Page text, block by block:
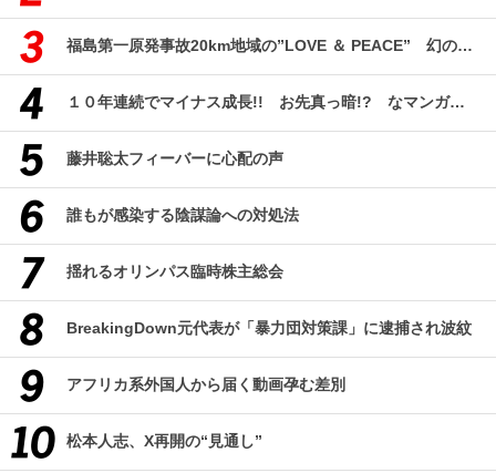
福島第一原発事故20km地域の”LOVE ＆ PEACE” 幻のコミューン「獏原人村」の現在
１０年連続でマイナス成長!! お先真っ暗!? なマンガ産業研究
藤井聡太フィーバーに心配の声
誰もが感染する陰謀論への対処法
揺れるオリンパス臨時株主総会
BreakingDown元代表が「暴力団対策課」に逮捕され波紋
アフリカ系外国人から届く動画孕む差別
松本人志、X再開の“見通し”